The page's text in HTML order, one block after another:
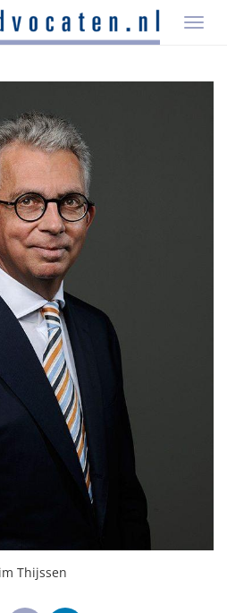
T
Thijssen